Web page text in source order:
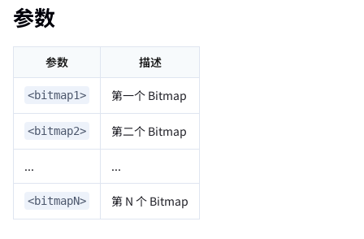
参数
参数 描述
<bitmap1> 第一个 Bitmap
<bitmap2> 第二个 Bitmap
... ...
<bitmapN> 第 N 个 Bitmap